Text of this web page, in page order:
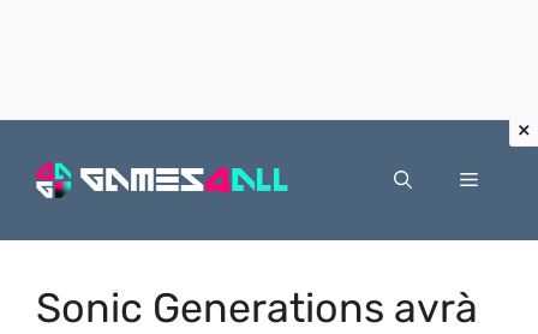
Menu
Sonic Generations avrà